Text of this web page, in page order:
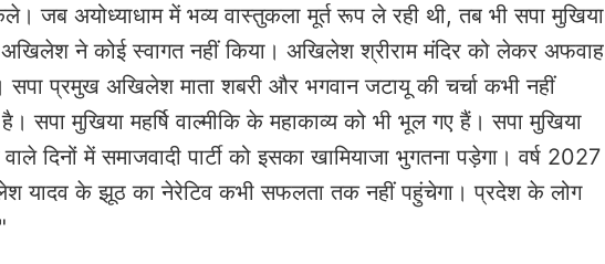
जब अयोध्याधाम में भव्य वास्तुकला मूर्त रूप ले रही थी, तब भी सपा मुखिया
अखिलेश ने कोई स्वागत नहीं किया। अखिलेश श्रीराम मंदिर को लेकर अफवाह
प्रमुख अखिलेश माता शबरी और भगवान जटायू की चर्चा कभी नहीं
सपा मुखिया महर्षि वाल्मीकि के महाकाव्य को भी भूल गए हैं। सपा मुखिया
में समाजवादी पार्टी को इसका खामियाजा भुगतना पड़ेगा। वर्ष 2027
यादव के झूठ का नेरेटिव कभी सफलता तक नहीं पहुंचेगा। प्रदेश के लोग